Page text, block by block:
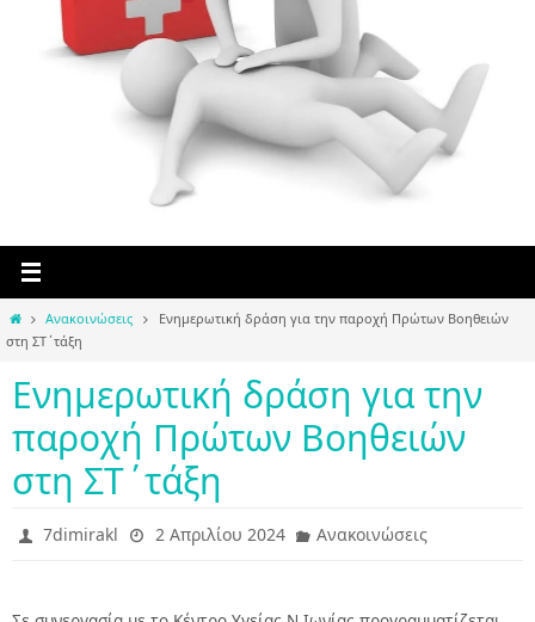
HomeΑνακοινώσεις
Ενημερωτική δράση για την παροχή Πρώτων Βοηθειών
στη ΣΤ΄τάξη
Ενημερωτική δράση για την
παροχή Πρώτων Βοηθειών
στη ΣΤ΄τάξη
7dimirakl 2 Απριλίου 2024 Ανακοινώσεις